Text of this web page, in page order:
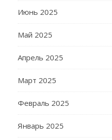
Июнь 2025
Май 2025
Апрель 2025
Март 2025
Февраль 2025
Январь 2025